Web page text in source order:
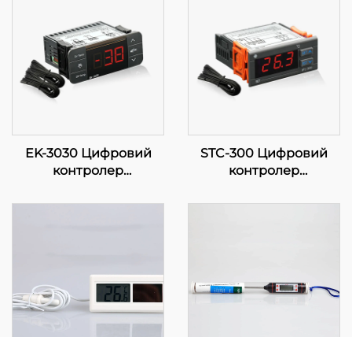
EK-3030 Цифровий
контролер
Прогресивне
комерційних
застосунків
STC-300 Цифровий
контролер
та функціональність